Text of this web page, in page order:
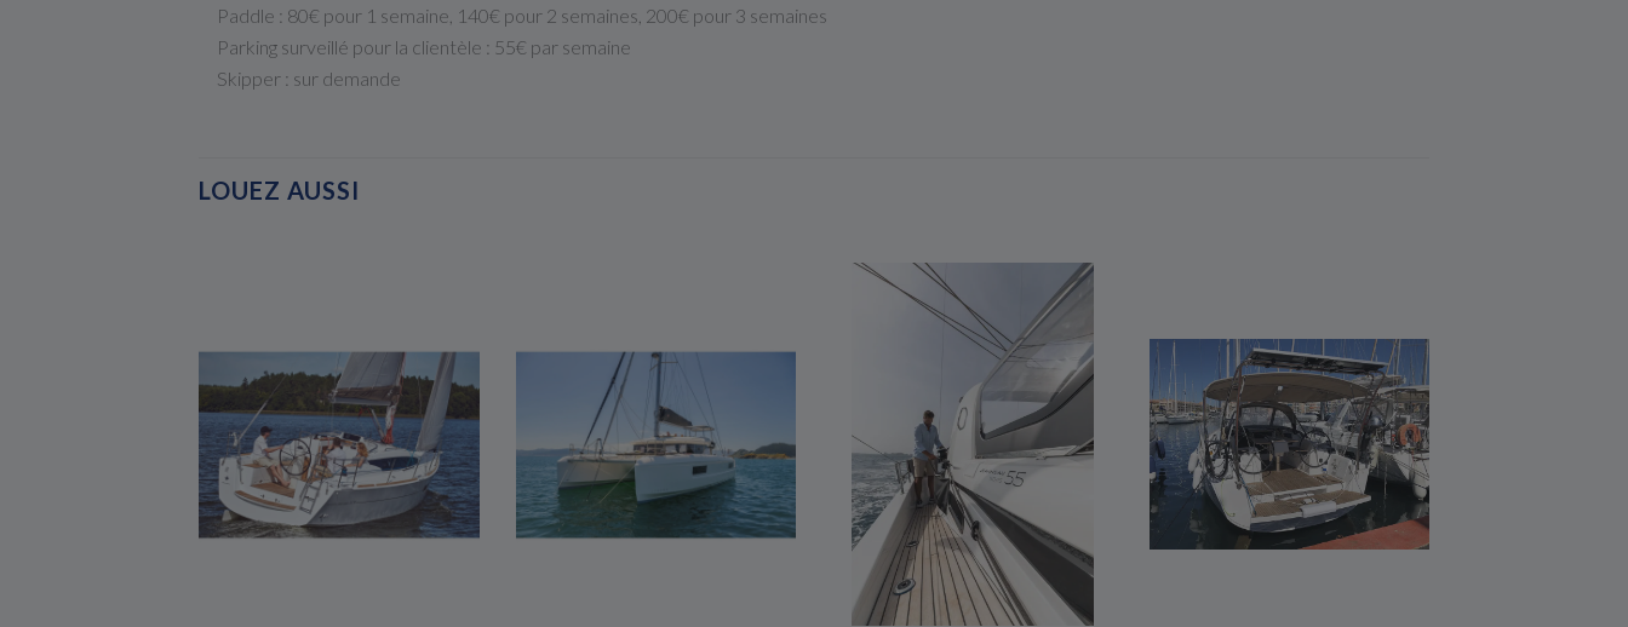
Paddle : 80€ pour 1 semaine, 140€ pour 2 semaines, 200€ pour 3 semaines
Parking surveillé pour la clientèle : 55€ par semaine
Skipper : sur demande
LOUEZ AUSSI